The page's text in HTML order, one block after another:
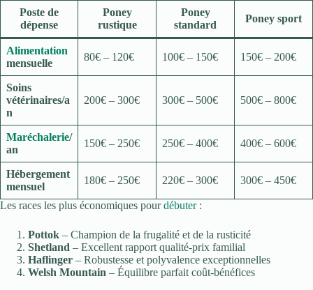
Poste de
dépense
Poney
rustique
Poney
standard
Poney sport
Alimentation
mensuelle
80€ – 120€ 100€ – 150€ 150€ – 200€
Soins
vétérinaires/a
n
200€ – 300€ 300€ – 500€ 500€ – 800€
Maréchalerie/
an
150€ – 250€ 250€ – 400€ 400€ – 600€
Hébergement
mensuel
180€ – 250€ 220€ – 300€ 300€ – 450€
Les races les plus économiques pourdébuter:
Pottok – Champion de la frugalité et de la rusticité
Shetland – Excellent rapport qualité-prix familial
Haflinger – Robustesse et polyvalence exceptionnelles
Welsh Mountain – Équilibre parfait coût-bénéfices